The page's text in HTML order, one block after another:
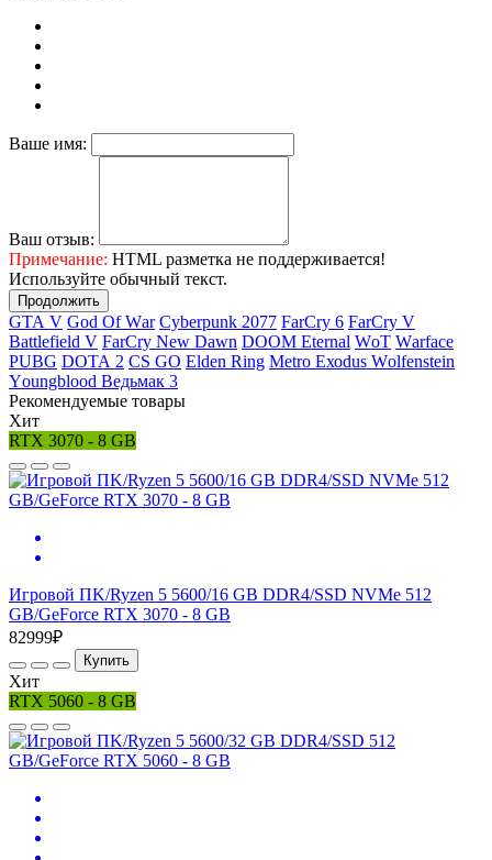
Ваше имя:
Ваш отзыв:
Примечание: HTML разметка не поддерживается!
Используйте обычный текст.
Продолжить
GТА V Gоd Оf Wаr Cyberpunk 2077 FаrСry 6 FarCry V
Ваttlеfiеld V FаrСry Nеw Dаwn DООМ Еtеrnаl WоТ Wаrfасе
РUВG DОТА 2 СS GО Elden Ring Меtrо Ехоdus Wоlfеnstеin
Yоungblооd Ведьмак 3
Рекомендуемые товары
Хит
RTX 3070 - 8 GB
Игровой ПK/Ryzen 5 5600/16 GB DDR4/SSD NVMe 512
GB/GeForce RTX 3070 - 8 GB
82999₽
Купить
Хит
RTX 5060 - 8 GB